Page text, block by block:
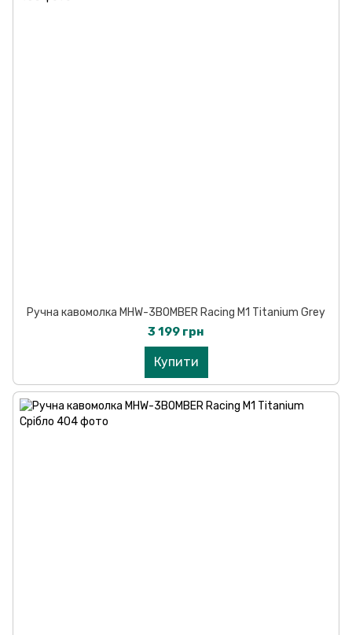
Ручна кавомолка MHW-3BOMBER Racing M1 Titanium Grey
3 199 грн
Купити